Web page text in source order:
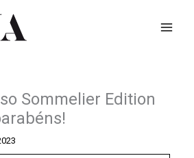
Sommelier Edition